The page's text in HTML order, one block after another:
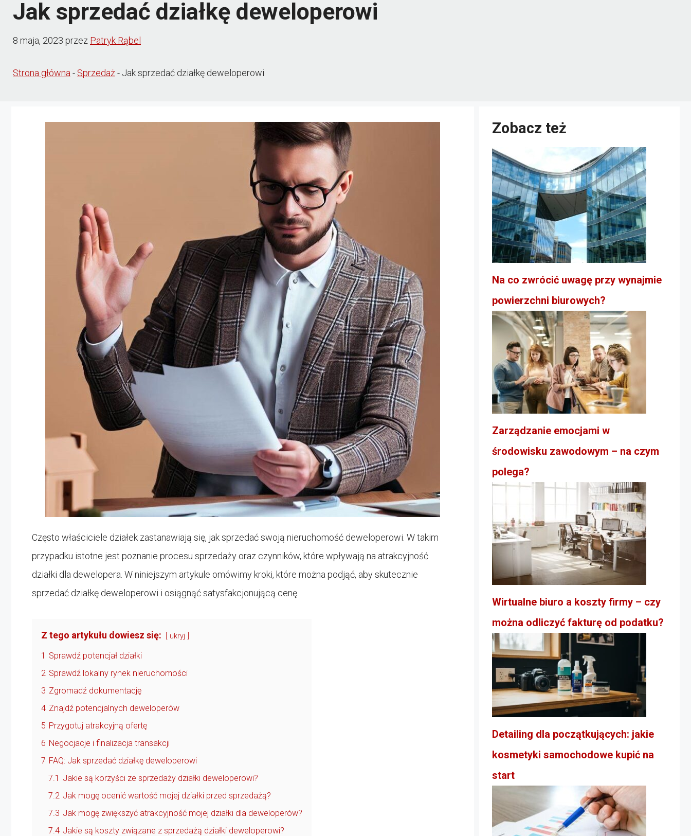
Jak sprzedać działkę deweloperowi
8 maja, 2023 przez Patryk Rąbel
Strona główna- Sprzedaż- Jak sprzedać działkę deweloperowi
Często właściciele działek zastanawiają się, jak sprzedać swoją nieruchomość deweloperowi. W takim
przypadku istotne jest poznanie procesu sprzedaży oraz czynników, które wpływają na atrakcyjność
działki dla dewelopera. W niniejszym artykule omówimy kroki, które można podjąć, aby skutecznie
sprzedać działkę deweloperowi i osiągnąć satysfakcjonującą cenę.
Z tego artykułu dowiesz się: ukryj
1 Sprawdź potencjał działki
2 Sprawdź lokalny rynek nieruchomości
3 Zgromadź dokumentację
4 Znajdź potencjalnych deweloperów
5 Przygotuj atrakcyjną ofertę
6 Negocjacje i finalizacja transakcji
7 FAQ: Jak sprzedać działkę deweloperowi
7.1 Jakie są korzyści ze sprzedaży działki deweloperowi?
7.2 Jak mogę ocenić wartość mojej działki przed sprzedażą?
7.3 Jak mogę zwiększyć atrakcyjność mojej działki dla deweloperów?
7.4 Jakie są koszty związane z sprzedażą działki deweloperowi?
Zobacz też
Na co zwrócić uwagę przy wynajmie
powierzchni biurowych?
Zarządzanie emocjami w
środowisku zawodowym – na czym
polega?
Wirtualne biuro a koszty firmy – czy
można odliczyć fakturę od podatku?
Detailing dla początkujących: jakie
kosmetyki samochodowe kupić na
start